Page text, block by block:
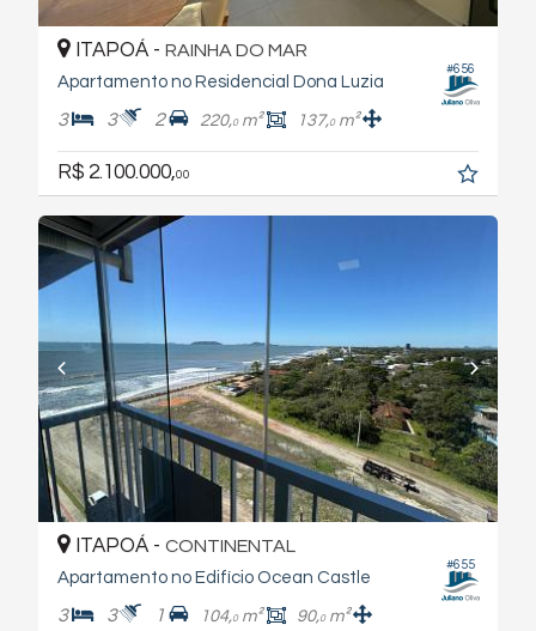
#656
ITAPOÁ - RAINHA DO MAR
Apartamento no Residencial Dona Luzia
3 3 2 220,0m² 137,0m²
R$ 2.100.000,00
#655
ITAPOÁ - CONTINENTAL
Apartamento no Edifício Ocean Castle
3 3 1 104,0m² 90,0m²